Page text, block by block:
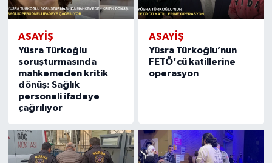
ASAYIŞ
Yüsra Türkoğlu
soruşturmasında
mahkemeden kritik
dönüş: Sağlık
personeli ifadeye
çağrılıyor
ASAYIŞ
Yüsra Türkoğlu’nun
FETÖ'cü katillerine
operasyon